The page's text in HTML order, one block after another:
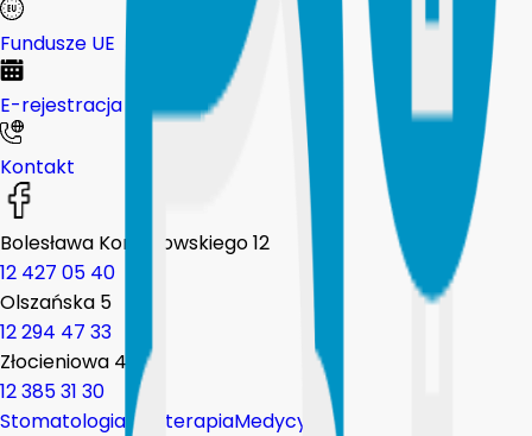
Fundusze UE
E-rejestracja
Kontakt
Bolesława Komorowskiego 12
12 427 05 40
Olszańska 5
12 294 47 33
Złocieniowa 44
12 385 31 30
Stomatologia FizjoterapiaMedycyna